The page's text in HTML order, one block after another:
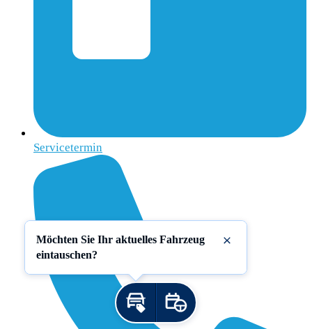
Servicetermin
Inzahlungnahme
Möchten Sie Ihr aktuelles Fahrzeug
eintauschen?
Schließen
Probefahrt